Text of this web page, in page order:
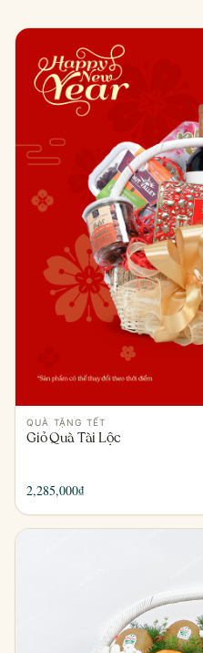
QUÀ TẶNG TẾT
Giỏ Quà Tài Lộc
2,285,000₫